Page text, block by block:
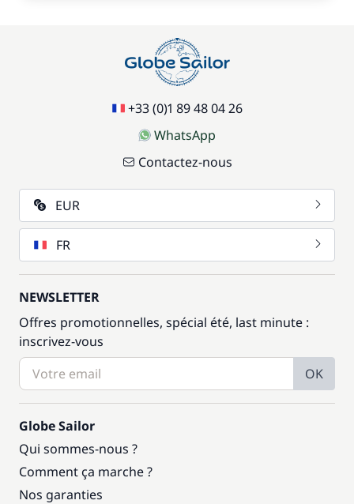
+33 (0)1 89 48 04 26
WhatsApp
Contactez-nous
EUR
FR
NEWSLETTER
Offres promotionnelles, spécial été, last minute :
inscrivez-vous
OK
Globe Sailor
Qui sommes-nous ?
Comment ça marche ?
Nos garanties